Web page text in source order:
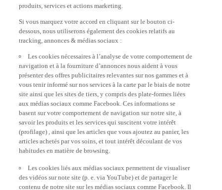
produits, services et actions marketing.
Si vous marquez votre accord en cliquant sur le bouton ci-
dessous, nous utiliserons également des cookies relatifs au
tracking, annonces & médias sociaux :
Les cookies nécessaires à l’analyse de votre comportement de
navigation et à la fourniture d’annonces nous aident à vous
présenter des offres publicitaires relevantes sur nos gammes et à
vous tenir informé sur nos services à la carte par le biais de notre
site ainsi que les sites de tiers, y compris des plate-formes liées
aux médias sociaux comme Facebook. Ces informations se
basent sur votre comportement de navigation sur notre site, à
savoir les produits et les services qui suscitent votre intérêt
(profilage) , ainsi que les articles que vous ajoutez au panier, les
articles achetés par vos soins, et tout intérêt découlant de vos
habitudes en matière de browsing.
Les cookies liés aux médias sociaux permettent de visualiser
des vidéos sur note site (p. e. via YouTube) et de partager le
contenu de notre site sur les médias sociaux comme Facebook. Il